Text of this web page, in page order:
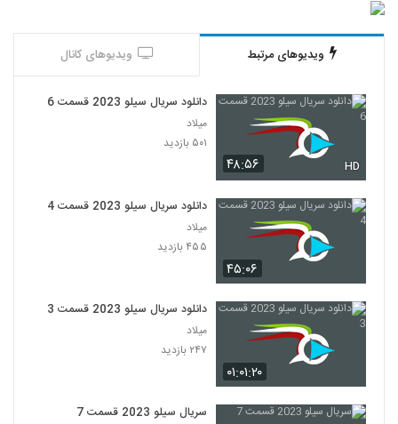
ویدیوهای مرتبط ویدیوهای کانال
۴۸:۵۶ HD
دانلود سریال سیلو 2023 قسمت 6
میلاد
۵۰۱ بازدید
۴۵:۰۶
دانلود سریال سیلو 2023 قسمت 4
میلاد
۴۵۵ بازدید
۰۱:۰۱:۲۰
دانلود سریال سیلو 2023 قسمت 3
میلاد
۲۴۷ بازدید
سریال سیلو 2023 قسمت 7